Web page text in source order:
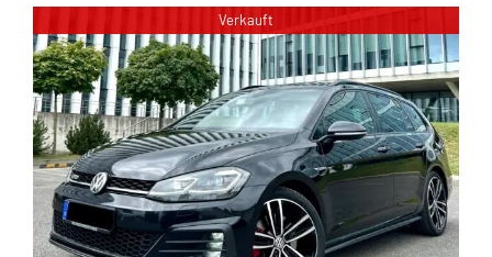
Volkswagen UP-Load
Verkauft